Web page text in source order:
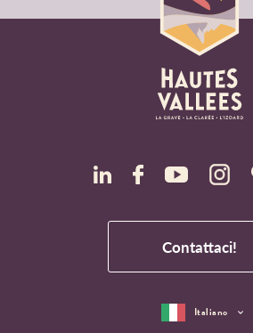
Contattaci!
Italiano